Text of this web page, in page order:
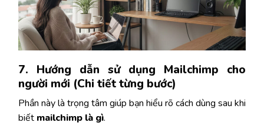
7. Hướng dẫn sử dụng Mailchimp cho
người mới (Chi tiết từng bước)
Phần này là trọng tâm giúp bạn hiểu rõ cách dùng sau khi
biết mailchimp là gì.